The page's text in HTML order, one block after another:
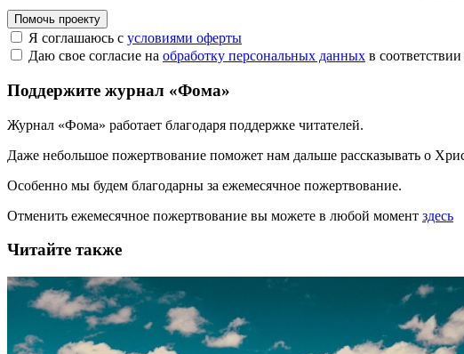
Помочь проекту
Я соглашаюсь с условиями оферты
Даю свое согласие на обработку персональных данных в соответствии
Поддержите журнал «Фома»
Журнал «Фома» работает благодаря поддержке читателей.
Даже небольшое пожертвование поможет нам дальше рассказывать о
Особенно мы будем благодарны за ежемесячное пожертвование.
Отменить ежемесячное пожертвование вы можете в любой момент здесь
Читайте также